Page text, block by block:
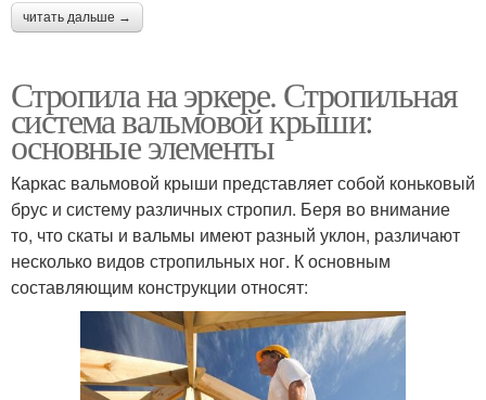
читать дальше →
Стропила на эркере. Стропильная
система вальмовой крыши:
основные элементы
Каркас вальмовой крыши представляет собой коньковый
брус и систему различных стропил. Беря во внимание
то, что скаты и вальмы имеют разный уклон, различают
несколько видов стропильных ног. К основным
составляющим конструкции относят: